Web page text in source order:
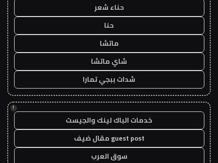
حناء شعر
حنا
ماتشا
شاي ماتشا
شدات ببجي تمارا
!
خدمات الباك لينك والجيست
guest post مقال ضيف
سوق العرب